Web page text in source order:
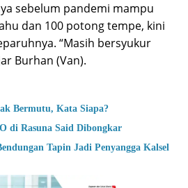
sebelum pandemi mampu
dan 100 potong tempe, kini
“Masih bersyukur
Burhan (Van).
Bermutu, Kata Siapa?
di Rasuna Said Dibongkar
Tapin Jadi Penyangga Kalsel